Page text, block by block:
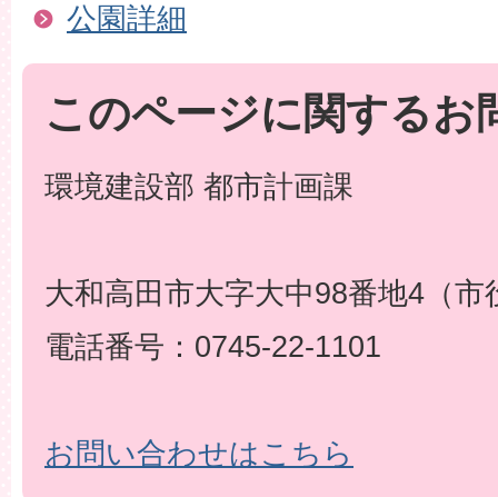
公園詳細
このページに関するお
環境建設部 都市計画課
大和高田市大字大中98番地4（市
電話番号：0745-22-1101
お問い合わせはこちら